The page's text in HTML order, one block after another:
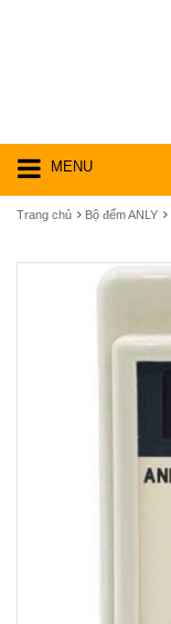
MENU
Trang chủ Bộ đếm ANLY